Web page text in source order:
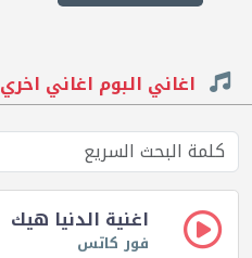
اغاني البوم اغاني اخري
اغنية الدنيا هيك
فور كاتس